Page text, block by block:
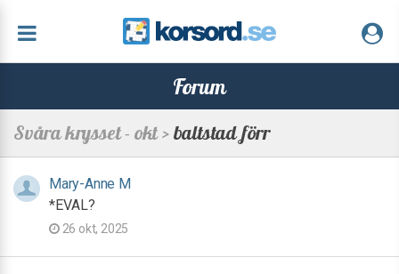
Forum
Svåra krysset - okt >baltstad förr
Mary-Anne M
*EVAL?
26 okt, 2025